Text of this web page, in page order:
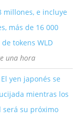
millones, e incluye
más de 16 000
tokens WLD
una hora
yen japonés se
mientras los
será su próximo